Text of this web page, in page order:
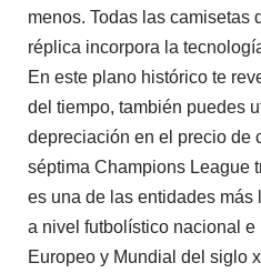
menos. Todas las camisetas
réplica incorpora la
En este plano histórico te
del tiempo, también puedes
depreciación en el precio de
séptima Champions League
es una de las entidades
a nivel futbolístico nacional
Europeo y Mundial del siglo